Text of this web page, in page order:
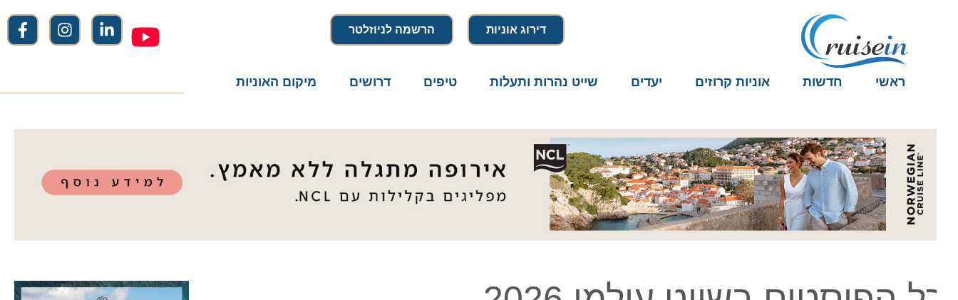
הרשמה לניוזלטר דירוג אוניות
ראשי חדשות אוניות קרוזים יעדים שייט נהרות ותעלות טיפים דרושים מיקום האוניות